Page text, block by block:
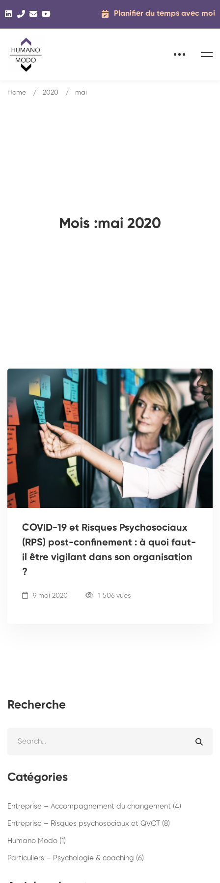
Planifier du temps avec moi
Mois :mai 2020
Home 2020 mai
COVID-19 et Risques Psychosociaux
(RPS) post-confinement : à quoi faut-
il être vigilant dans son organisation
?
9 mai 2020 1 506 vues
Recherche
Catégories
Entreprise – Accompagnement du changement (4)
Entreprise – Risques psychosociaux et QVCT (8)
Humano Modo (1)
Particuliers – Psychologie & coaching (6)